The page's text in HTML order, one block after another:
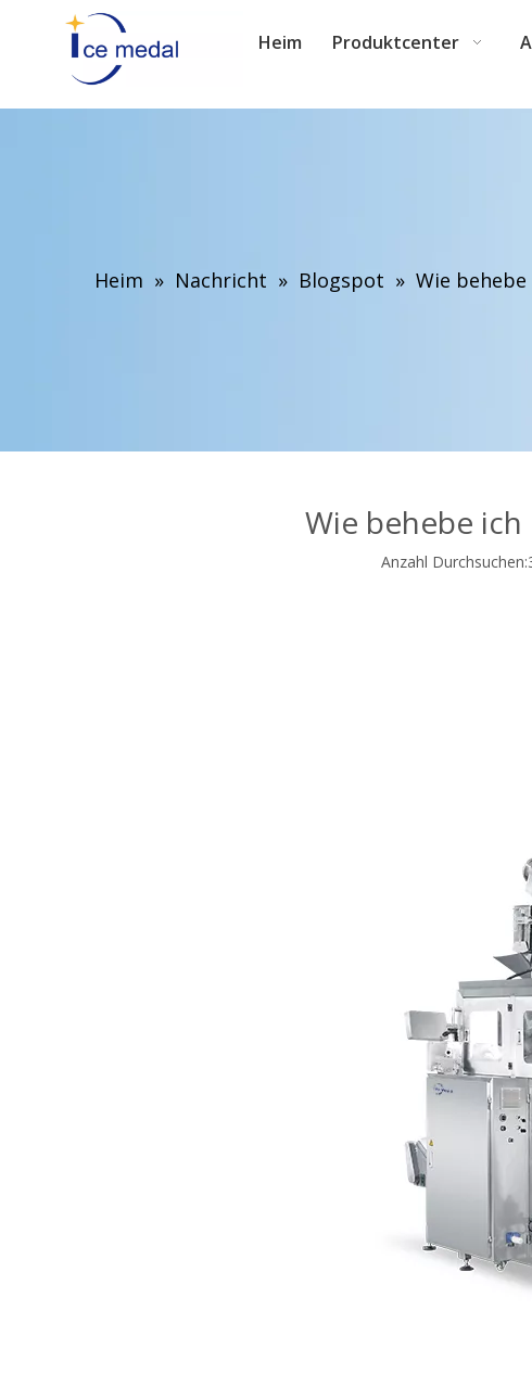
Heim Produktcenter
Heim » Nachricht » Blogspot » Wie
Wie behebe
Anzahl Durchsuchen: